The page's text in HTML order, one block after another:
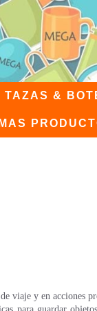
TAZAS &
MAS
y en acciones